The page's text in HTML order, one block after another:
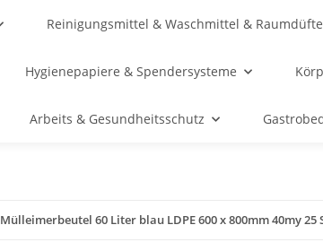
Reinigungsmittel & Waschmittel & Raumdüfte
Hygienepapiere & Spendersysteme
Arbeits & Gesundheitsschutz
Mülleimerbeutel 60 Liter blau LDPE 600 x 800mm 40my 25